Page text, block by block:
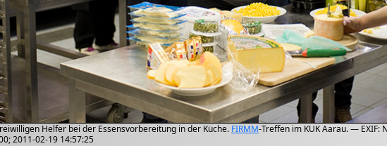
Helfer bei der Essensvorbereitung in der Küche. FIRMM-Treffen im KUK Aarau. — EXIF:
2011-02-19 14:57:25